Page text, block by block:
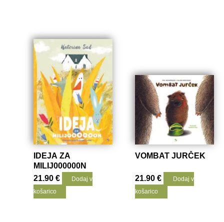
IDEJA ZA
MILIJ000000N
21.90€
Dodaj v
košarico
VOMBAT JURČEK
21.90€
Dodaj v
košarico